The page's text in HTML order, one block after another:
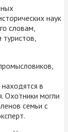
наук
словам,
в
Охотники могли
семьи с